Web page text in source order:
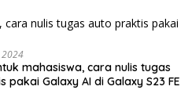
2024
mahasiswa, cara nulis tugas
pakai Galaxy AI di Galaxy S23 FE